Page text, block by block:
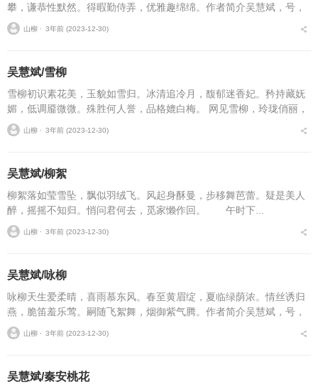
攀，谦恭性默然。得暇勤侍弄，优雅趣绵绵。作者简介吴慧斌，号，
卦台野人，男，汉族，生于1972年2月，祖籍甘肃省天水市麦积区三
阳川渭南镇卦台山...
山柳 ⋅ 3年前 (2023-12-30)
吴慧斌/雪柳
雪柳初识素花美，玉貌如雪归。冰清追冷月，馥郁迷香妃。矜持藏妩
媚，低调靥微微。殊胜何人誉，品格媲白梅。 网见雪柳，玲珑俏丽，
冰清玉洁，雅致脱俗，初不识得，请教方晓，拙文记之！作者简介吴
慧斌，...
山柳 ⋅ 3年前 (2023-12-30)
吴慧斌/柳絮
柳絮落如莹雪坠，飘似羽绒飞。风起身酥曼，步移舞芭蕾。疑是美人
醉，摇摇不知归。悄问君何去，觅家懒作回。 午时下...
山柳 ⋅ 3年前 (2023-12-30)
吴慧斌/咏柳
咏柳天生爱柔晴，喜雨慕东风。春至黄眉绽，夏临绿荫浓。情丝诱归
燕，脆笛羞乐莺。嗣随飞絮舞，烟御紫气腾。作者简介吴慧斌，号，
卦台野人，男，汉族，生于1972年2月，祖籍甘肃省天水市麦积区三
阳川渭南镇卦台山...
山柳 ⋅ 3年前 (2023-12-30)
吴慧斌/秦安桃花